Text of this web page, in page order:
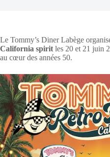
Le Tommy’s Diner Labège
California spirit les 20 et 21 juin
au cœur des années 50.